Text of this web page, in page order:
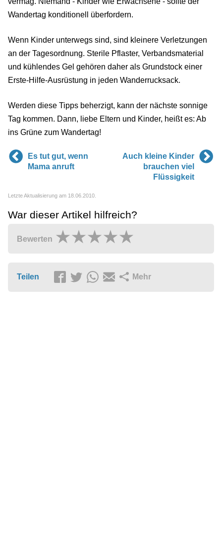
Wandertag konditionell überfordern.
Wenn Kinder unterwegs sind, sind kleinere Verletzungen
an der Tagesordnung. Sterile Pflaster, Verbandsmaterial
und kühlendes Gel gehören daher als Grundstock einer
Erste-Hilfe-Ausrüstung in jeden Wanderrucksack.
Werden diese Tipps beherzigt, kann der nächste sonnige
Tag kommen. Dann, liebe Eltern und Kinder, heißt es: Ab
ins Grüne zum Wandertag!
Es tut gut, wenn
Mama anruft
Auch kleine Kinder
brauchen viel
Flüssigkeit
Letzte Aktualisierung am 18.06.2010.
War dieser Artikel hilfreich?
Bewerten
Teilen Mehr